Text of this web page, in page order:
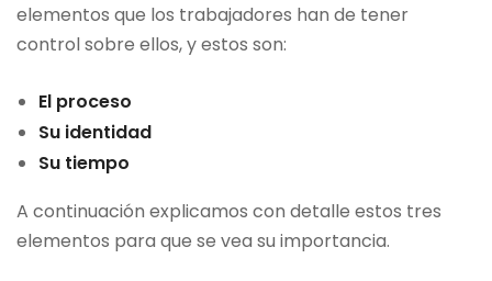
elementos que los trabajadores han de tener
control sobre ellos, y estos son:
El proceso
Su identidad
Su tiempo
A continuación explicamos con detalle estos tres
elementos para que se vea su importancia.